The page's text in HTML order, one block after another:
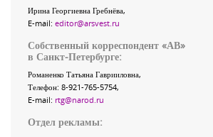
Ирина Георгиевна Гребнёва,
E-mail: editor@arsvest.ru
Собственный корреспондент «АВ»
в Санкт-Петербурге:
Романенко Татьяна Гаврииловна,
Телефон: 8-921-765-5754,
E-mail: rtg@narod.ru
Отдел рекламы: